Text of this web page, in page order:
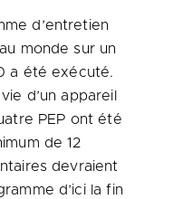
d’entretien
monde sur un
a été exécuté.
d’un appareil
PEP ont été
de 12
devraient
d’ici la fin